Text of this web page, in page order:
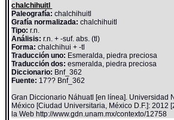
chalchihuitl
Paleografía: chalchihuitl
Grafía normalizada: chalchihuitl
Tipo: r.n.
Análisis: r.n. + -suf. abs. (tl)
Forma: chalchihui + -tl
Traducción uno: Esmeralda, piedra preciosa
Traducción dos: esmeralda, piedra preciosa
Diccionario: Bnf_362
Fuente: 17?? Bnf_362
Gran Diccionario Náhuatl [en línea]. Universidad
México [Ciudad Universitaria, México D.F.]: 2012
la Web http://www.gdn.unam.mx/contexto/12758